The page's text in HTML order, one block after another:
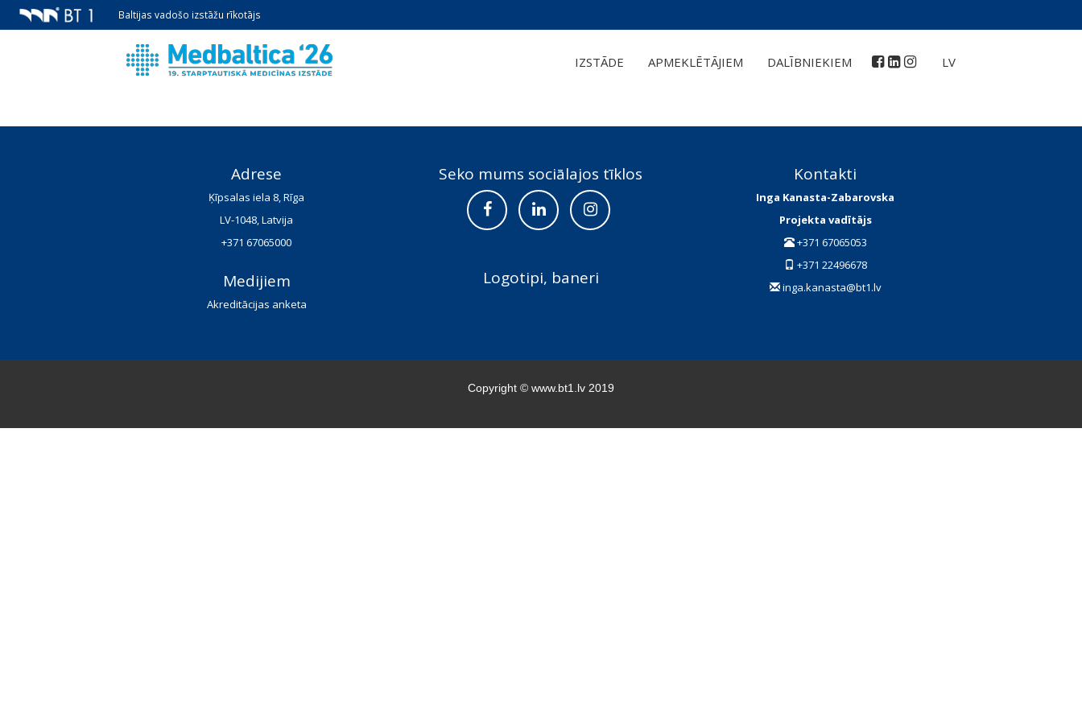
Baltijas vadošo izstāžu rīkotājs
IZSTĀDE APMEKLĒTĀJIEM DALĪBNIEKIEM LV
Adrese
Ķīpsalas iela 8, Rīga
LV-1048, Latvija
+371 67065000
Medijiem
Akreditācijas anketa
Seko mums sociālajos tīklos
Logotipi, baneri
Kontakti
Inga Kanasta-Zabarovska
Projekta vadītājs
+371 67065053
+371 22496678
inga.kanasta@bt1.lv
Copyright © www.bt1.lv 2019